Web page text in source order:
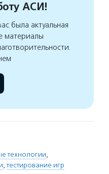
АСИ!
была актуальная
материалы
технологии,
,тестирование игр